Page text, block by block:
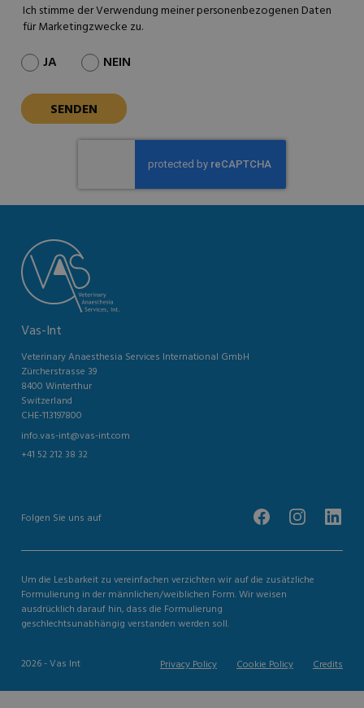
Ich stimme der Verwendung meiner personenbezogenen Daten
für Marketingzwecke zu.
JA NEIN
Vas-Int
Veterinary Anaesthesia Services International GmbH
Zürcherstrasse 39
8400 Winterthur
Switzerland
CHE-113197800
info.vas-int@vas-int.com
+41 52 212 38 32
Folgen Sie uns auf
Um die Lesbarkeit zu vereinfachen verzichten wir auf die zusätzliche
Formulierung in der männlichen/weiblichen Form. Wir weisen
ausdrücklich darauf hin, dass die Formulierung
geschlechtsunabhängig verstanden werden soll.
2026 - Vas Int Privacy Policy Cookie Policy Credits